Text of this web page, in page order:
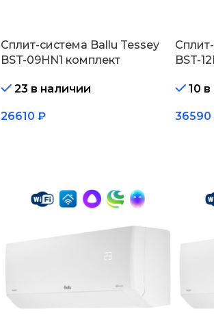
Сплит-система Ballu Tessey
BST-09HN1 комплект
23 в наличии
26610 ₽
BST-
10
36590